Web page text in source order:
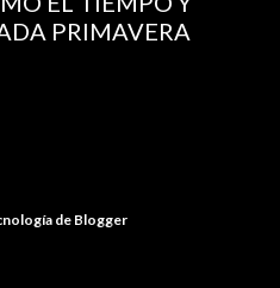
PRIMAVERA
de Blogger